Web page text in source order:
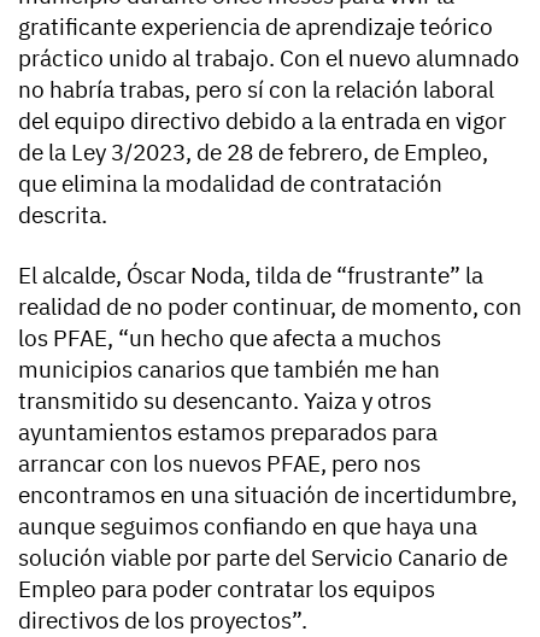
gratificante experiencia de aprendizaje teórico
práctico unido al trabajo. Con el nuevo alumnado
no habría trabas, pero sí con la relación laboral
del equipo directivo debido a la entrada en vigor
de la Ley 3/2023, de 28 de febrero, de Empleo,
que elimina la modalidad de contratación
descrita.
El alcalde, Óscar Noda, tilda de “frustrante” la
realidad de no poder continuar, de momento, con
los PFAE, “un hecho que afecta a muchos
municipios canarios que también me han
transmitido su desencanto. Yaiza y otros
ayuntamientos estamos preparados para
arrancar con los nuevos PFAE, pero nos
encontramos en una situación de incertidumbre,
aunque seguimos confiando en que haya una
solución viable por parte del Servicio Canario de
Empleo para poder contratar los equipos
directivos de los proyectos”.